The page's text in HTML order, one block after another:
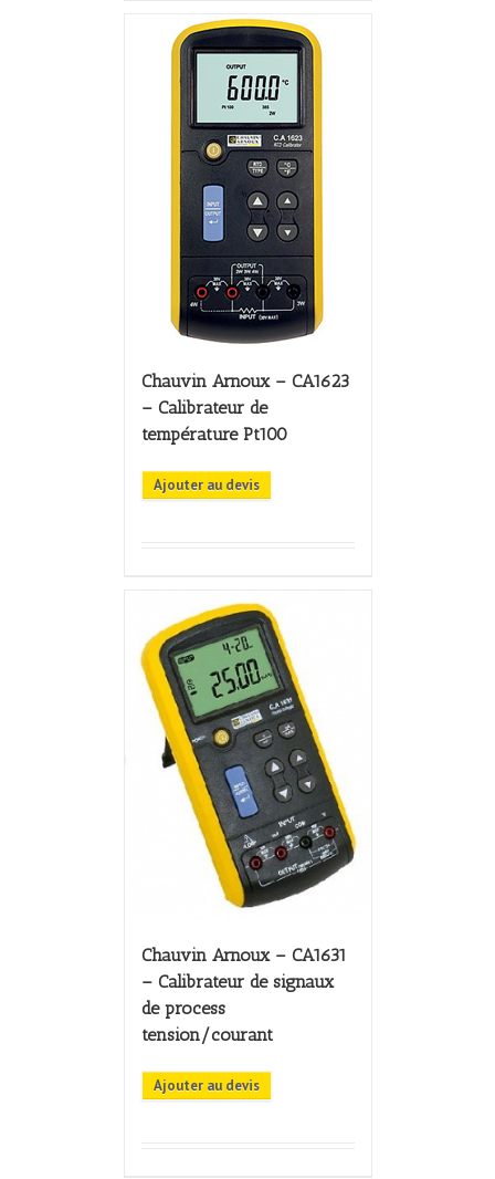
Chauvin Arnoux – CA1623
– Calibrateur de
température Pt100
Ajouter au devis
Chauvin Arnoux – CA1631
– Calibrateur de signaux
de process
tension/courant
Ajouter au devis